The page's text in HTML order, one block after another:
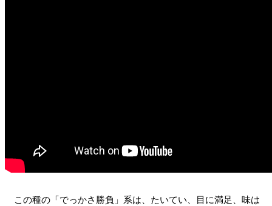
この種の「でっかさ勝負」系は、たいてい、目に満足、味は